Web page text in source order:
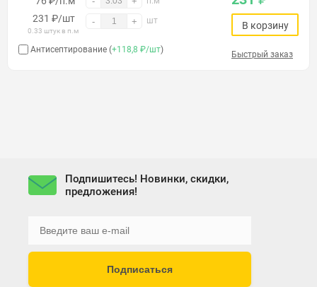
231 ₽/шт
0.33 штук в п.м
- + шт
Антисептирование (+118,8 ₽/шт)
В корзину
Быстрый заказ
Подпишитесь! Новинки, скидки,
предложения!
Подписаться